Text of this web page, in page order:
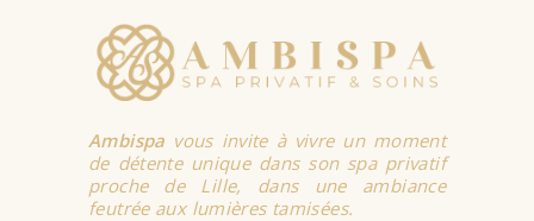
Ambispa vous invite à vivre un moment
de détente unique dans son spa privatif
proche de Lille, dans une ambiance
feutrée aux lumières tamisées.